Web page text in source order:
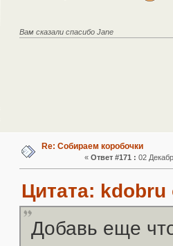
Вам сказали спасибо Jane
Re: Собираем коробочки
« Ответ #171 : 02
Цитата: kdobru
Добавь еще